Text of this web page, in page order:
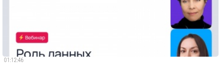
01:12:46